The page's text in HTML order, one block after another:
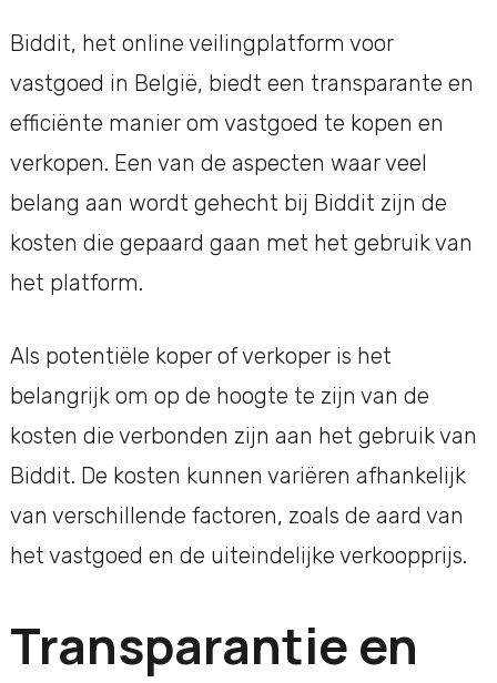
Biddit, het online veilingplatform voor
vastgoed in België, biedt een transparante en
efficiënte manier om vastgoed te kopen en
verkopen. Een van de aspecten waar veel
belang aan wordt gehecht bij Biddit zijn de
kosten die gepaard gaan met het gebruik van
het platform.
Als potentiële koper of verkoper is het
belangrijk om op de hoogte te zijn van de
kosten die verbonden zijn aan het gebruik van
Biddit. De kosten kunnen variëren afhankelijk
van verschillende factoren, zoals de aard van
het vastgoed en de uiteindelijke verkoopprijs.
Transparantie en